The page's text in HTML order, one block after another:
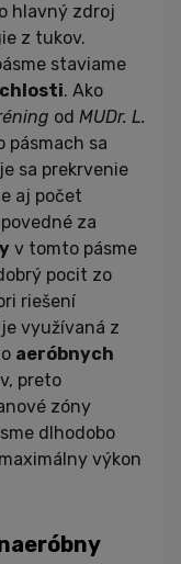
hlavný zdroj
z tukov.
staviame
. Ako
od MUDr. L.
pásmach sa
sa prekrvenie
aj počet
za
v tomto pásme
pocit zo
riešení
využívaná z
aeróbnych
preto
zóny
dlhodobo
výkon